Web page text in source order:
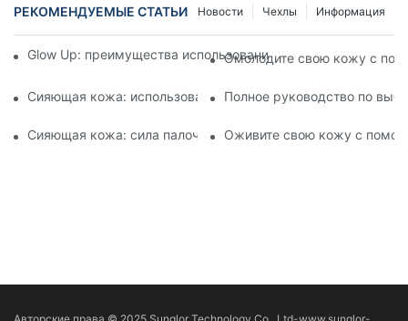
РЕКОМЕНДУЕМЫЕ СТАТЬИ Информация
Чехлы
Новости
Glow Up: преимущества использования палочки для
Омолодите свою кожу с
Сияющая кожа: использование силы терапии красным
Полное руководство по
Сияющая кожа: сила палочки для терапии красным светом
Оживите свою кожу с